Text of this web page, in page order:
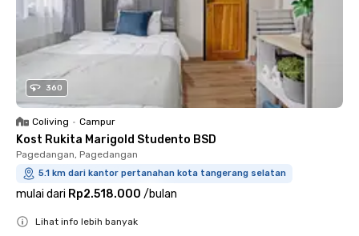
360
Coliving • Campur
Kost Rukita Marigold Studento BSD
Pagedangan, Pagedangan
5.1 km dari kantor pertanahan kota tangerang selatan
mulai dari Rp2.518.000 /bulan
Lihat info lebih banyak